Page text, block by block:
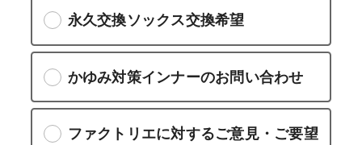
永久交換ソックス交換希望
かゆみ対策インナーのお問い合わせ
ファクトリエに対するご意見・ご要望